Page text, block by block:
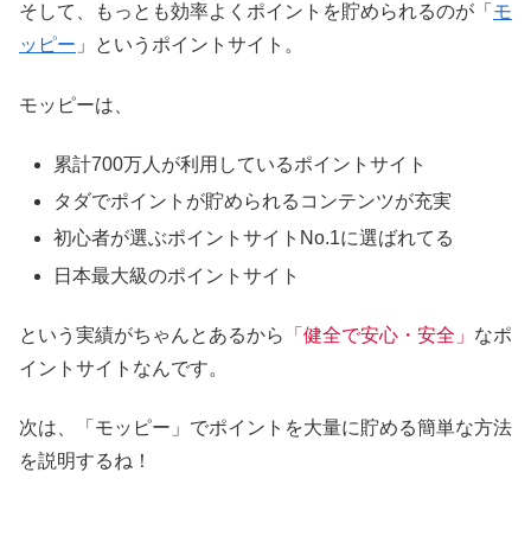
そして、もっとも効率よくポイントを貯められるのが「 モ
ッピー 」というポイントサイト。
モッピーは、
累計700万人が利用しているポイントサイト
タダでポイントが貯められるコンテンツが充実
初心者が選ぶポイントサイトNo.1に選ばれてる
日本最大級のポイントサイト
という実績がちゃんとあるから 「健全で安心・安全」 なポ
イントサイトなんです。
次は、「モッピー」でポイントを大量に貯める簡単な方法
を説明するね！